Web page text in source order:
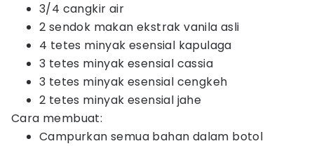
3/4 cangkir air
2 sendok makan ekstrak vanila asli
4 tetes minyak esensial kapulaga
3 tetes minyak esensial cassia
3 tetes minyak esensial cengkeh
2 tetes minyak esensial jahe
Cara membuat:
Campurkan semua bahan dalam botol